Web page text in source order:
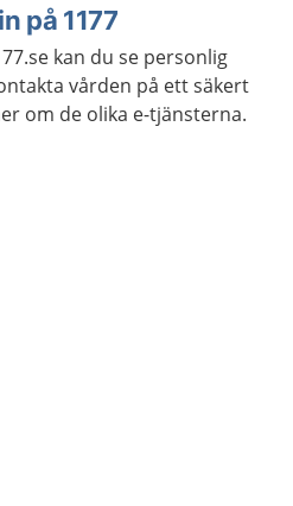
på 1177
kan du se personlig
vården på ett säkert
om de olika e-tjänsterna.